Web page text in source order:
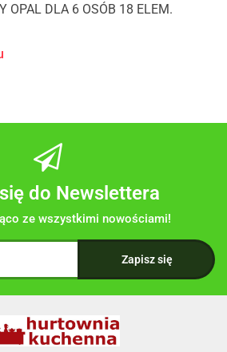
OPAL DLA 6 OSÓB 18 ELEM.
do Newslettera
ze wszystkimi nowościami!